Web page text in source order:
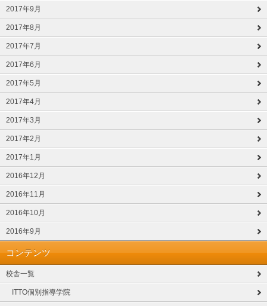
2017年9月
2017年8月
2017年7月
2017年6月
2017年5月
2017年4月
2017年3月
2017年2月
2017年1月
2016年12月
2016年11月
2016年10月
2016年9月
コンテンツ
校舎一覧
ITTO個別指導学院